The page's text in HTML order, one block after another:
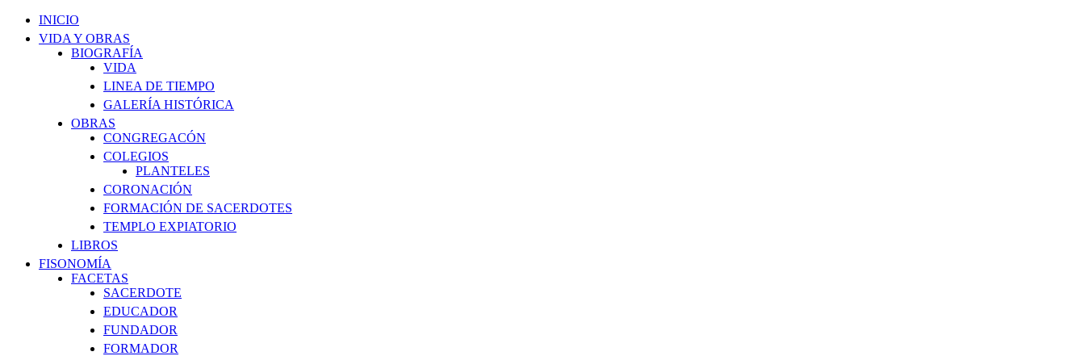
INICIO
VIDA Y OBRAS
BIOGRAFÍA
VIDA
LINEA DE TIEMPO
GALERÍA HISTÓRICA
OBRAS
CONGREGACÓN
COLEGIOS
PLANTELES
CORONACIÓN
FORMACIÓN DE SACERDOTES
TEMPLO EXPIATORIO
LIBROS
FISONOMÍA
FACETAS
SACERDOTE
EDUCADOR
FUNDADOR
FORMADOR